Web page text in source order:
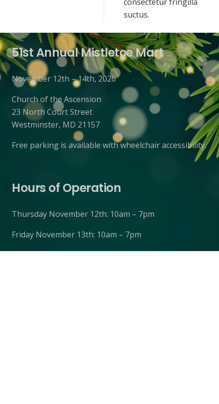
suctus.
51st Annual Mistletoe Mart
November 12th – 14th, 2026
Church of the Ascension
23 North Court Street
Westminster, MD 21157
Free parking is available with wheelchair accessibility.
Hours of Operation
Thursday November 12th: 10am – 7pm
Friday November 13th: 10am – 7pm